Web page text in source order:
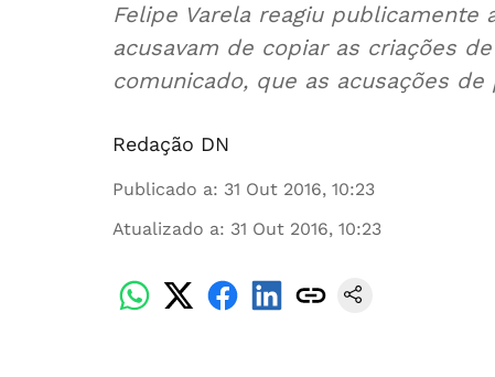
Felipe Varela reagiu
acusavam de copiar as criações
comunicado, que as acusações
Redação DN
Publicado a: 31 Out 2016, 10:23
Atualizado a: 31 Out 2016, 10:23